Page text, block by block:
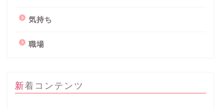
気持ち
職場
新着コンテンツ